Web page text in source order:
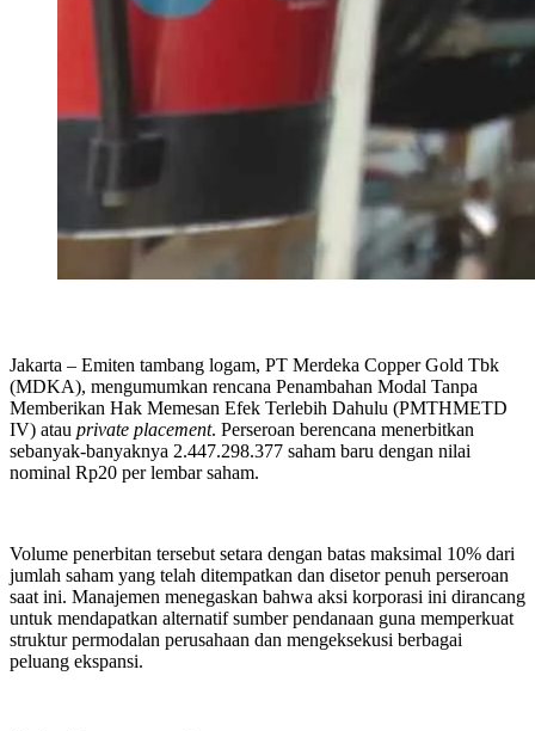
Jakarta – Emiten tambang logam, PT Merdeka Copper Gold Tbk
(MDKA), mengumumkan rencana Penambahan Modal Tanpa
Memberikan Hak Memesan Efek Terlebih Dahulu (PMTHMETD
IV) atau private placement. Perseroan berencana menerbitkan
sebanyak-banyaknya 2.447.298.377 saham baru dengan nilai
nominal Rp20 per lembar saham.
Volume penerbitan tersebut setara dengan batas maksimal 10% dari
jumlah saham yang telah ditempatkan dan disetor penuh perseroan
saat ini. Manajemen menegaskan bahwa aksi korporasi ini dirancang
untuk mendapatkan alternatif sumber pendanaan guna memperkuat
struktur permodalan perusahaan dan mengeksekusi berbagai
peluang ekspansi.